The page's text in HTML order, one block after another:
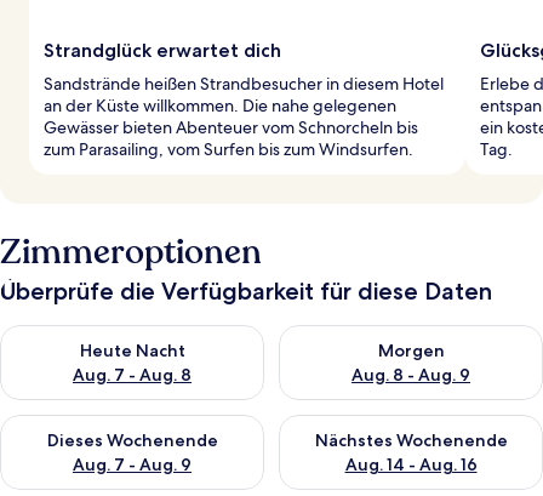
Strandglück erwartet dich
Sandstrände heißen Strandbesucher in diesem Hotel
an der Küste willkommen. Die nahe gelegenen
Gewässer bieten Abenteuer vom Schnorcheln bis
zum Parasailing, vom Surfen bis zum Windsurfen.
Erlebe
ein
Tag.
Zimmeroptionen
Überprüfe die Verfügbarkeit für diese Daten
Heute Nacht
Aug. 7 - Aug. 8
Überprüfe die Verfügbarkeit für heute Nacht, Aug. 7 - Aug. 8.
Morgen
Aug. 8 - Aug. 9
Überprüfe die Verfügbarkeit
Dieses Wochenende
Aug. 7 - Aug. 9
Überprüfe die Verfügbarkeit für dieses Wochenende, Aug. 7
Nächstes Wochenende
Aug. 14 - Aug. 16
Überprüfe die Verfügbarkeit